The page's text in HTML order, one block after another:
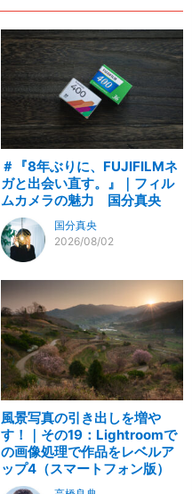
＃『8年ぶりに、FUJIFILMネ
ガと出会い直す。』｜フィル
ムカメラの魅力 国分真央
国分真央
2026/08/02
風景写真の引き出しを増や
す！｜その19：Lightroomで
の画像処理で作品をレベルア
ップ4（スマートフォン版）